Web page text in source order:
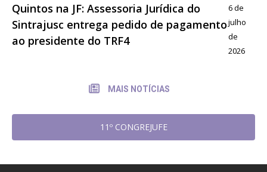
Quintos na JF: Assessoria Jurídica do
Sintrajusc entrega pedido de pagamento
ao presidente do TRF4
6 de
julho
de
2026
MAIS NOTÍCIAS
11º CONGREJUFE